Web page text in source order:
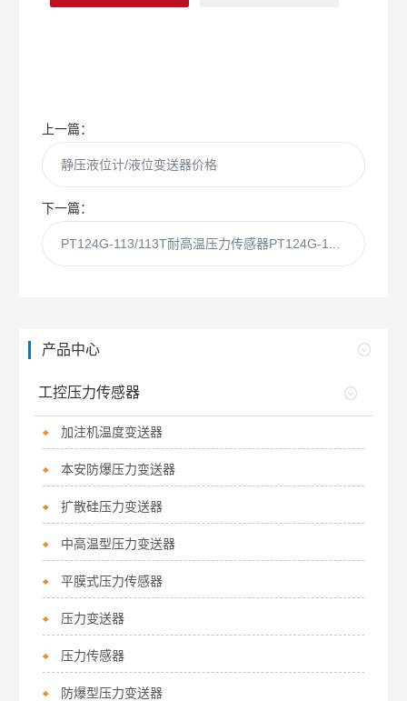
上一篇：
静压液位计/液位变送器价格
下一篇：
产品中心
工控压力传感器
加注机温度变送器
本安防爆压力变送器
扩散硅压力变送器
中高温型压力变送器
平膜式压力传感器
压力变送器
压力传感器
防爆型压力变送器